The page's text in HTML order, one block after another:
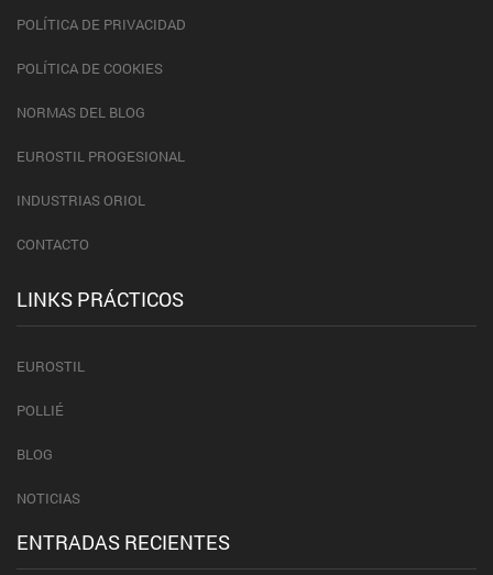
POLÍTICA DE PRIVACIDAD
POLÍTICA DE COOKIES
NORMAS DEL BLOG
EUROSTIL PROGESIONAL
INDUSTRIAS ORIOL
CONTACTO
LINKS PRÁCTICOS
EUROSTIL
POLLIÉ
BLOG
NOTICIAS
ENTRADAS RECIENTES